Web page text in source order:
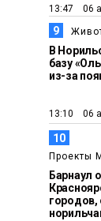
13:47 06
9
В
базу
из-за
13:10 06
10
Проекты
Барнаул
городов,